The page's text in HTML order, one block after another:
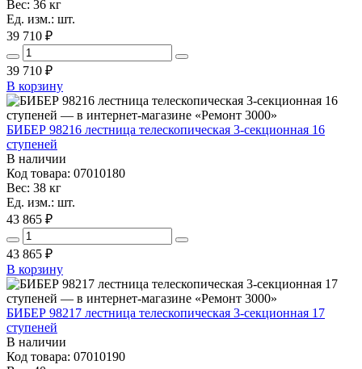
Вес: 36 кг
Ед. изм.: шт.
39 710 ₽
39 710 ₽
В корзину
БИБЕР 98216 лестница телескопическая 3-секционная 16
ступеней
В наличии
Код товара: 07010180
Вес: 38 кг
Ед. изм.: шт.
43 865 ₽
43 865 ₽
В корзину
БИБЕР 98217 лестница телескопическая 3-секционная 17
ступеней
В наличии
Код товара: 07010190